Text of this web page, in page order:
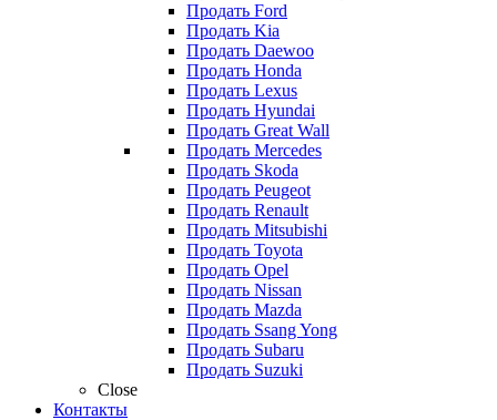
Продать Ford
Продать Kia
Продать Daewoo
Продать Honda
Продать Lexus
Продать Hyundai
Продать Great Wall
Продать Mercedes
Продать Skoda
Продать Peugeot
Продать Renault
Продать Mitsubishi
Продать Toyota
Продать Opel
Продать Nissan
Продать Mazda
Продать Ssang Yong
Продать Subaru
Продать Suzuki
Close
Контакты